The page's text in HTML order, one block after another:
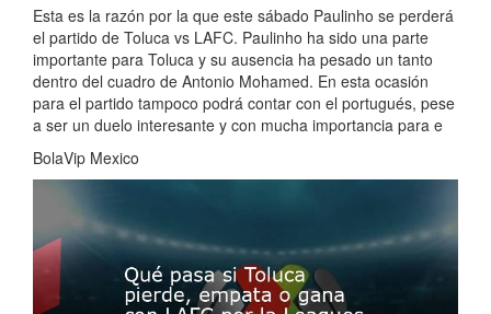
Esta es la razón por la que este sábado Paulinho se perderá
el partido de Toluca vs LAFC. Paulinho ha sido una parte
importante para Toluca y su ausencia ha pesado un tanto
dentro del cuadro de Antonio Mohamed. En esta ocasión
para el partido tampoco podrá contar con el portugués, pese
a ser un duelo interesante y con mucha importancia para e
BolaVip Mexico